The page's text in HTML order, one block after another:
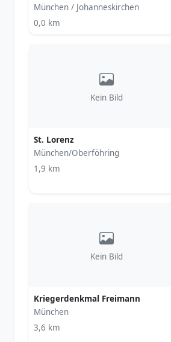
München / Johanneskirchen
0,0 km
Kein Bild
St. Lorenz
München/Oberföhring
1,9 km
Kein Bild
Kriegerdenkmal Freimann
München
3,6 km